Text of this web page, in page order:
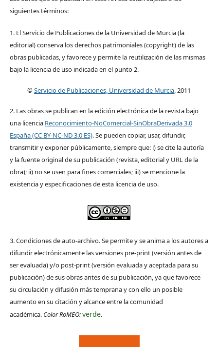
siguientes términos:
1. El Servicio de Publicaciones de la Universidad de Murcia (la
editorial) conserva los derechos patrimoniales (copyright) de las
obras publicadas, y favorece y permite la reutilización de las mismas
bajo la licencia de uso indicada en el punto 2.
©Servicio de Publicaciones, Universidad de Murcia, 2011
2. Las obras se publican en la edición electrónica de la revista bajo
una licencia Reconocimiento-NoComercial-SinObraDerivada 3.0
España (CC BY-NC-ND 3.0 ES). Se pueden copiar, usar, difundir,
transmitir y exponer públicamente, siempre que: i) se cite la autoría
y la fuente original de su publicación (revista, editorial y URL de la
obra); ii) no se usen para fines comerciales; iii) se mencione la
existencia y especificaciones de esta licencia de uso.
3. Condiciones de auto-archivo. Se permite y se anima a los autores a
difundir electrónicamente las versiones pre-print (versión antes de
ser evaluada) y/o post-print (versión evaluada y aceptada para su
publicación) de sus obras antes de su publicación, ya que favorece
su circulación y difusión más temprana y con ello un posible
aumento en su citación y alcance entre la comunidad
académica. Color RoMEO:verde.